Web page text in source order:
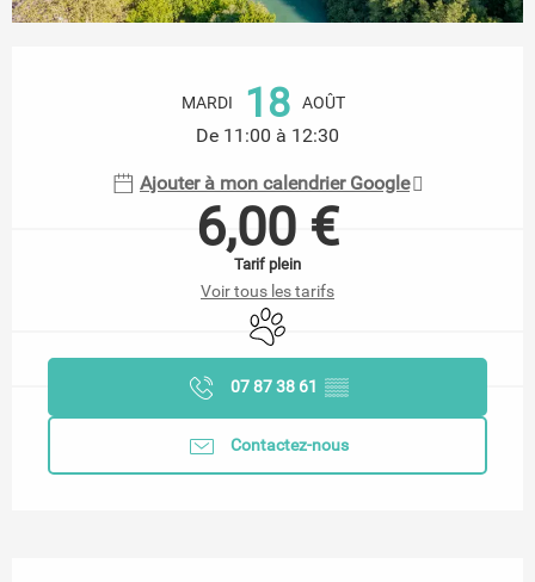
MARDI 18 AOÛT
De 11:00 à 12:30
Ajouter à mon calendrier Google
6,00 €
Tarif plein
Voir tous les tarifs
Animaux acceptés
07 87 38 61 ▒▒
Contactez-nous